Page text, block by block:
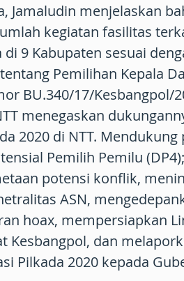
Jamaludin menjelaskan
kegiatan fasilitas
9 Kabupaten sesuai
Pemilihan Kepala
BU.340/17/Kesbangpol/
menegaskan
2020 di NTT. Mendukung
Pemilih Pemilu
potensi konflik,
ASN,
hoax, mempersiapkan
Kesbangpol, dan
Pilkada 2020 kepada